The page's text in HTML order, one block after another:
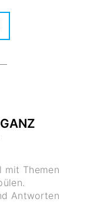
mit Themen
Antworten